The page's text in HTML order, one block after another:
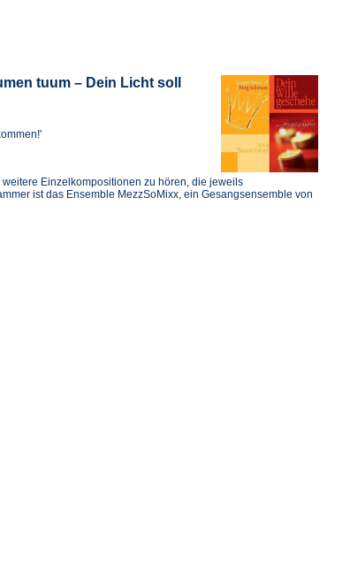
tuum – Dein Licht soll
Einzelkompositionen zu hören, die jeweils
ist das Ensemble MezzSoMixx, ein Gesangsensemble von